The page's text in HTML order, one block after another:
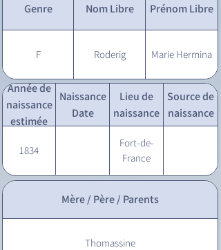
Genre Nom Libre Prénom Libre
F Roderig Marie Hermina
Année de
naissance
estimée
Naissance
Date
Lieu de
naissance
Source de
naissance
1834
Fort-de-
France
Mère / Père / Parents
Thomassine